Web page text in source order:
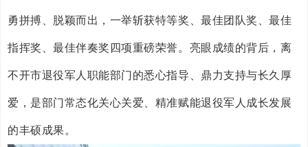
勇拼搏、脱颖而出，一举斩获特等奖、最佳团队奖、最佳
指挥奖、最佳伴奏奖四项重磅荣誉。亮眼成绩的背后，离
不开市退役军人职能部门的悉心指导、鼎力支持与长久厚
爱，是部门常态化关心关爱、精准赋能退役军人成长发展
的丰硕成果。